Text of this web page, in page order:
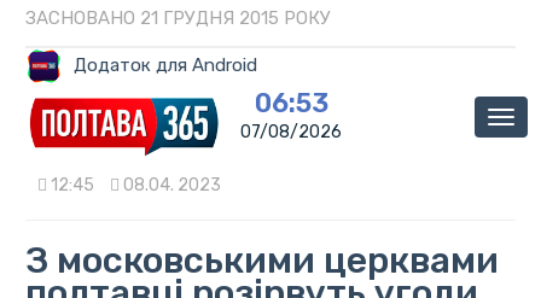
ЗАСНОВАНО 21 ГРУДНЯ 2015 РОКУ
Додаток для Android
06:53
07/08/2026
12:45 08.04. 2023
З московськими церквами